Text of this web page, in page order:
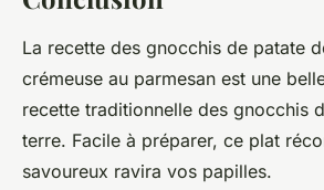
La recette des gnocchis de patate
crémeuse au parmesan est une
recette traditionnelle des gnocchis
terre. Facile à préparer, ce plat
savoureux ravira vos papilles.